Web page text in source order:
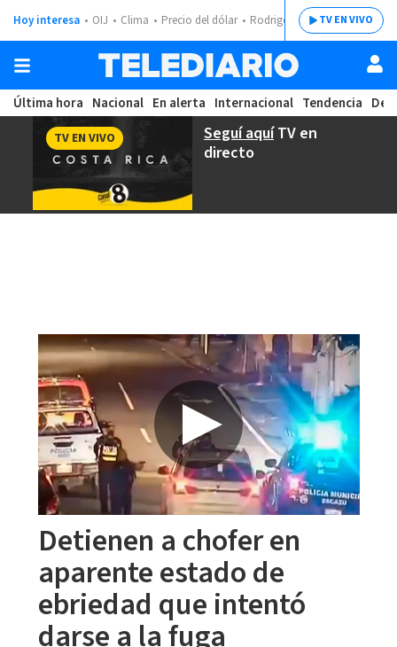
Hoy interesa OIJ Clima Precio del dólar Rodrigo ChavesTV EN VIVO
Última hora Nacional En alerta Internacional Tendencia
Seguí aquíTV en
directo
TV EN VIVO
Detienen a chofer en
aparente estado de
ebriedad que intentó
darse a la fuga